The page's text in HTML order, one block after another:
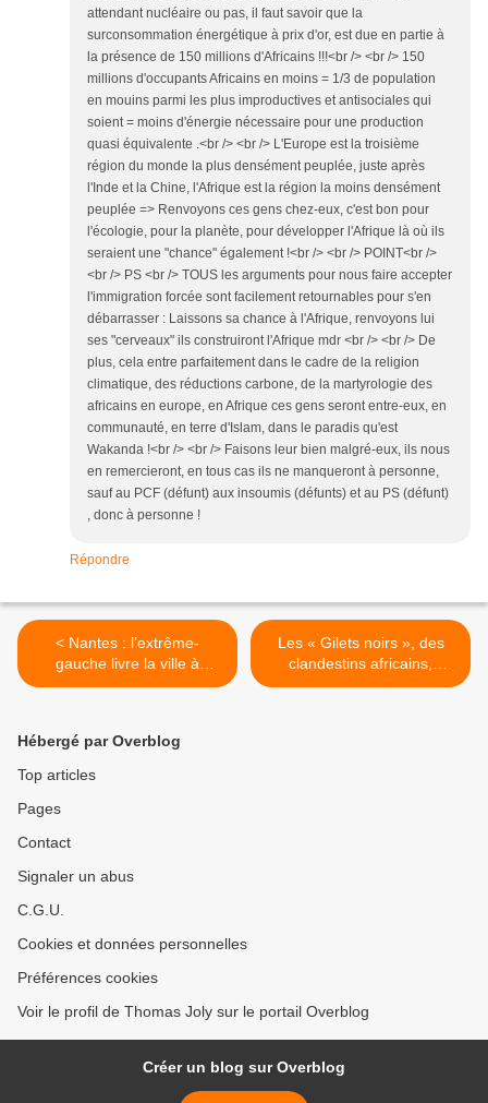
attendant nucléaire ou pas, il faut savoir que la
surconsommation énergétique à prix d'or, est due en partie à
la présence de 150 millions d'Africains !!!<br /> <br /> 150
millions d'occupants Africains en moins = 1/3 de population
en mouins parmi les plus improductives et antisociales qui
soient = moins d'énergie nécessaire pour une production
quasi équivalente .<br /> <br /> L'Europe est la troisième
région du monde la plus densément peuplée, juste après
l'Inde et la Chine, l'Afrique est la région la moins densément
peuplée => Renvoyons ces gens chez-eux, c'est bon pour
l'écologie, pour la planète, pour développer l'Afrique là où ils
seraient une "chance" également !<br /> <br /> POINT<br />
<br /> PS <br /> TOUS les arguments pour nous faire accepter
l'immigration forcée sont facilement retournables pour s'en
débarrasser : Laissons sa chance à l'Afrique, renvoyons lui
ses "cerveaux" ils construiront l'Afrique mdr <br /> <br /> De
plus, cela entre parfaitement dans le cadre de la religion
climatique, des réductions carbone, de la martyrologie des
africains en europe, en Afrique ces gens seront entre-eux, en
communauté, en terre d'Islam, dans le paradis qu'est
Wakanda !<br /> <br /> Faisons leur bien malgré-eux, ils nous
en remercieront, en tous cas ils ne manqueront à personne,
sauf au PCF (défunt) aux insoumis (défunts) et au PS (défunt)
, donc à personne !
Répondre
< Nantes : l’extrême-
gauche livre la ville à
l’émeute
Les « Gilets noirs », des
clandestins africains,
défilent à Montreuil pour
Hébergé par Overblog
Top articles
Pages
Contact
Signaler un abus
C.G.U.
Cookies et données personnelles
Préférences cookies
Voir le profil de Thomas Joly sur le portail Overblog
Créer un blog sur Overblog